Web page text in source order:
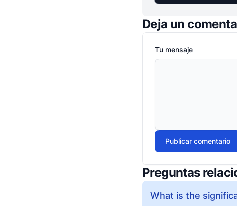
Deja un
Tu mensaje
Publicar comentario
Preguntas
What is the